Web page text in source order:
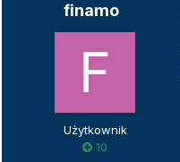
finamo
Użytkownik
10